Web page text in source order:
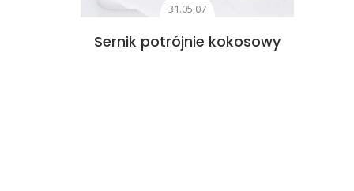
31.05.07
Sernik potrójnie kokosowy